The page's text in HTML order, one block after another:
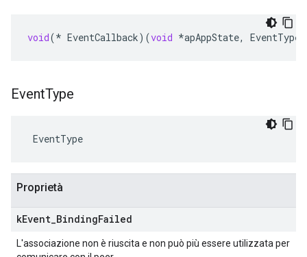
void(* EventCallback)(void *apAppState, EventType
EventType
EventType
Proprietà
kEvent BindingFailed
L'associazione non è riuscita e non può più essere utilizzata per